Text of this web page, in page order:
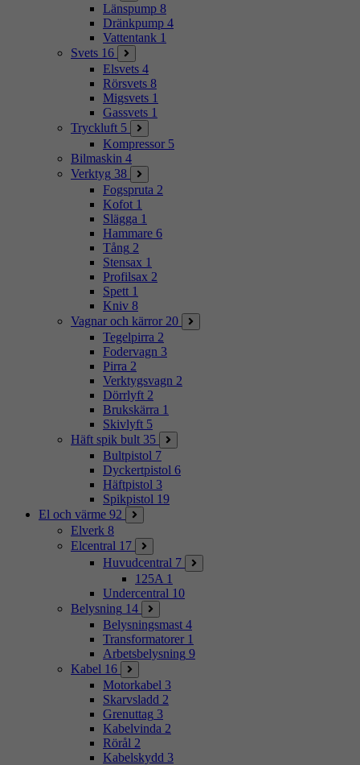
Länspump 8
Dränkpump 4
Vattentank 1
Svets 16
Elsvets 4
Rörsvets 8
Migsvets 1
Gassvets 1
Tryckluft 5
Kompressor 5
Bilmaskin 4
Verktyg 38
Fogspruta 2
Kofot 1
Slägga 1
Hammare 6
Tång 2
Stensax 1
Profilsax 2
Spett 1
Kniv 8
Vagnar och kärror 20
Tegelpirra 2
Fodervagn 3
Pirra 2
Verktygsvagn 2
Dörrlyft 2
Brukskärra 1
Skivlyft 5
Häft spik bult 35
Bultpistol 7
Dyckertpistol 6
Häftpistol 3
Spikpistol 19
El och värme 92
Elverk 8
Elcentral 17
Huvudcentral 7
125A 1
Undercentral 10
Belysning 14
Belysningsmast 4
Transformatorer 1
Arbetsbelysning 9
Kabel 16
Motorkabel 3
Skarvsladd 2
Grenuttag 3
Kabelvinda 2
Rörål 2
Kabelskydd 3